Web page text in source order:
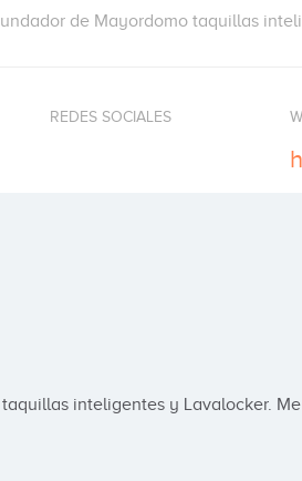
de Mayordomo taquillas
REDES SOCIALES